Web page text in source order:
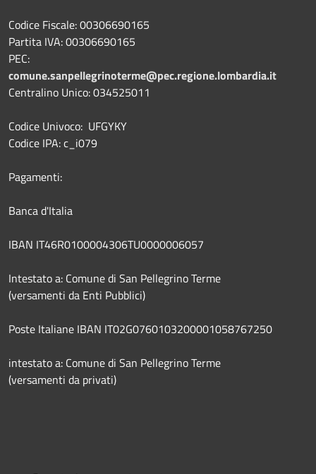
Codice Fiscale: 00306690165
Partita IVA: 00306690165
PEC:
comune.sanpellegrinoterme@pec.regione.lombardia.it
Centralino Unico: 034525011
Codice Univoco: UFGYKY
Codice IPA: c_i079
Pagamenti:
Banca d'Italia
IBAN IT46R0100004306TU0000006057
Intestato a: Comune di San Pellegrino Terme
(versamenti da Enti Pubblici)
Poste Italiane IBAN IT02G0760103200001058767250
intestato a: Comune di San Pellegrino Terme
(versamenti da privati)